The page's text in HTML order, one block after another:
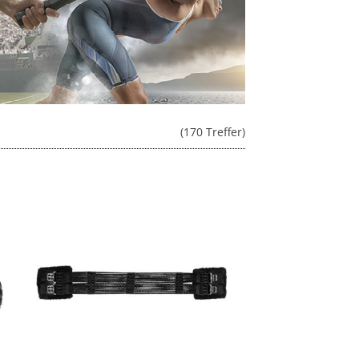
(170 Treffer)